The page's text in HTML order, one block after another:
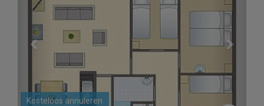
Kosteloos annuleren